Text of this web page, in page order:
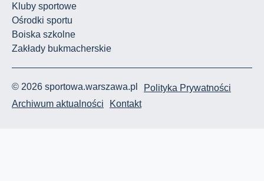
Kluby sportowe
Ośrodki sportu
Boiska szkolne
Zakłady bukmacherskie
© 2026 sportowa.warszawa.pl
Polityka Prywatności
Archiwum aktualności
Kontakt